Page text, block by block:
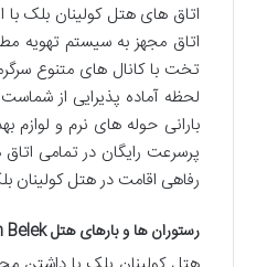
اتاق های هتل کولینان بلک با
اتاق مجهز به سیستم تهویه
تخت با کانال های متنوع
لحظه آماده پذیرایی از
بارانی حوله های نرم و لوازم
پرسرعت رایگان در تمامی اتاق
رفاهی اقامت در هتل
رستوران ها و بارهای هتل Cullinan Belek